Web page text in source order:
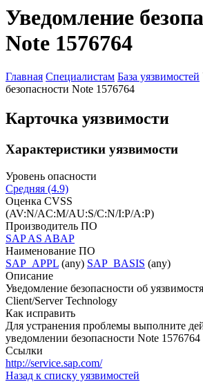
Уведомление
Note 1576764
Главная Специалистам База уязвимостей
безопасности Note 1576764
Карточка уязвимости
Характеристики уязвимости
Уровень опасности
Средняя (4.9)
Оценка CVSS
(AV:N/AC:M/AU:S/C:N/I:P/A:P)
Производитель ПО
SAP AS ABAP
Наименование ПО
SAP_APPL (any) SAP_BASIS (any)
Описание
Уведомление безопасности об
Client/Server Technology
Как исправить
Для устранения проблемы выполните
уведомлении безопасности Note 1576764
Ссылки
http://service.sap.com/
Назад к списку уязвимостей